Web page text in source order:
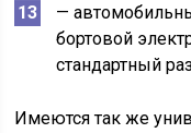
—
бортовой
стандартный
Имеются так же